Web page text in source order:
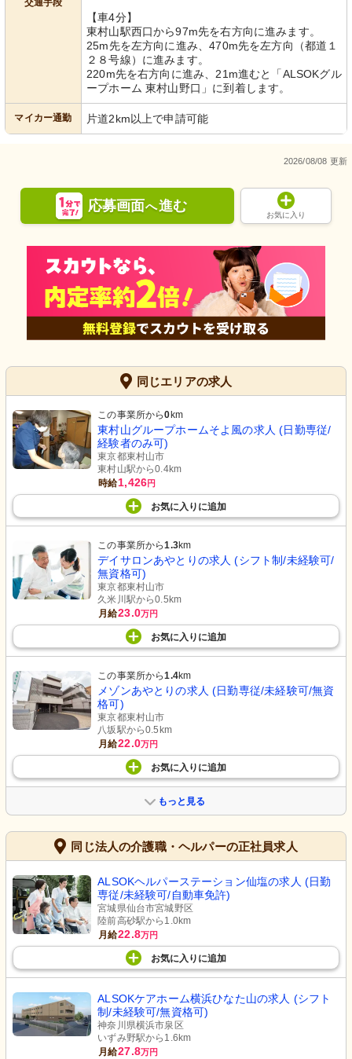
交通手段
【車4分】
東村山駅西口から97m先を右方向に進みます。
25m先を左方向に進み、470m先を左方向（都道１
２８号線）に進みます。
220m先を右方向に進み、21m進むと「ALSOKグル
ープホーム 東村山野口」に到着します。
マイカー通勤 片道2km以上で申請可能
2026/08/08 更新
応募画面へ進む
お気に入り
同じエリアの求人
この事業所から0 km
東村山グループホームそよ風の求人 (日勤専従/
経験者のみ可)
東京都東村山市
東村山駅から0.4km
時給1,426円
お気に入り に追加
この事業所から1.3km
デイサロンあやとりの求人 (シフト制/未経験可/
無資格可)
東京都東村山市
久米川駅から0.5km
月給23.0万円
お気に入り に追加
この事業所から1.4km
メゾンあやとりの求人 (日勤専従/未経験可/無資
格可)
東京都東村山市
八坂駅から0.5km
月給22.0万円
お気に入り に追加
もっと見る
同じ法人の介護職・ヘルパーの正社員求人
ALSOKヘルパーステーション仙塩の求人 (日勤
専従/未経験可/自動車免許)
宮城県仙台市宮城野区
陸前高砂駅から1.0km
月給22.8万円
お気に入り に追加
ALSOKケアホーム横浜ひなた山の求人 (シフト
制/未経験可/無資格可)
神奈川県横浜市泉区
いずみ野駅から1.6km
月給27.8万円